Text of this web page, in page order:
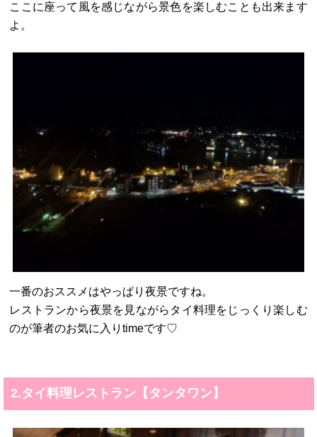
ここに座って風を感じながら景色を楽しむことも出来ます
よ。
一番のおススメはやっぱり夜景ですね。
レストランから夜景を見ながらタイ料理をじっくり楽しむ
のが筆者のお気に入りtimeです♡
2.タイ料理レストラン【タンタワン】